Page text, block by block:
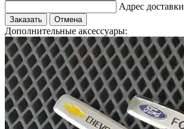
Адрес доставки
Заказать Отмена
Дополнительные аксессуары: